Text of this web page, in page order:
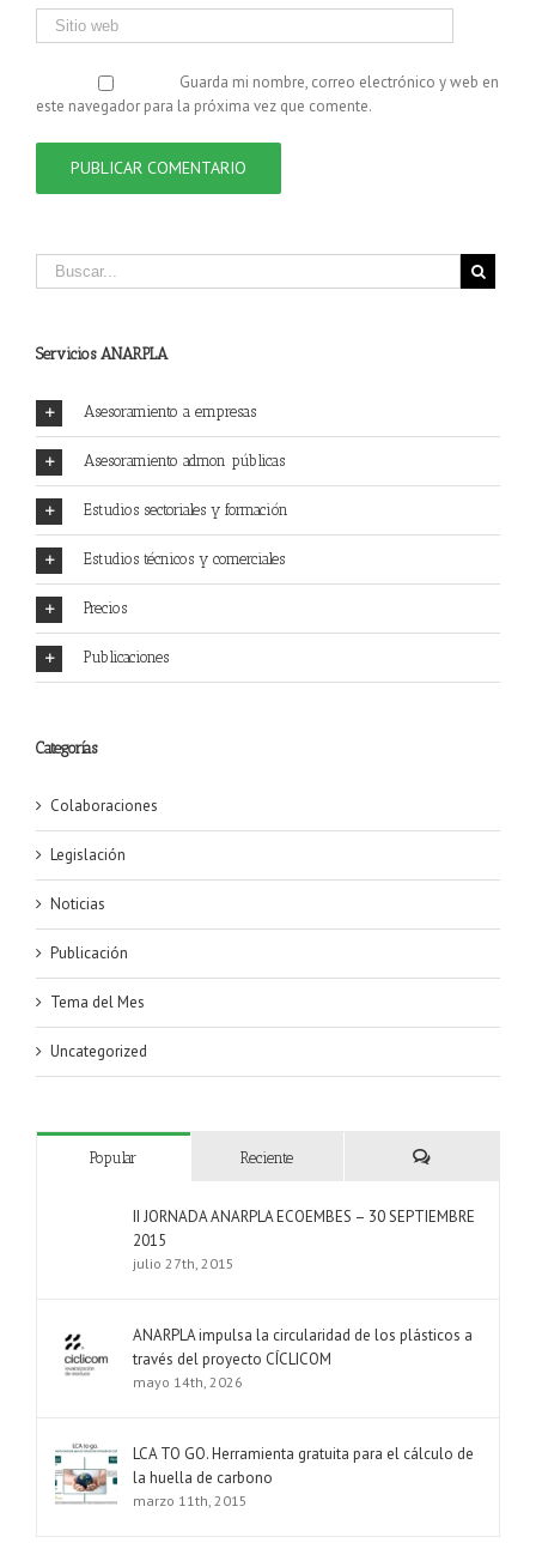
Guarda mi nombre, correo electrónico y web en
este navegador para la próxima vez que comente.
Servicios ANARPLA
Asesoramiento a empresas
Asesoramiento admon públicas
Estudios sectoriales y formación
Estudios técnicos y comerciales
Precios
Publicaciones
Categorías
Colaboraciones
Legislación
Noticias
Publicación
Tema del Mes
Uncategorized
Popular Reciente
II JORNADA ANARPLA ECOEMBES – 30 SEPTIEMBRE
2015
julio 27th, 2015
ANARPLA impulsa la circularidad de los plásticos a
través del proyecto CÍCLICOM
mayo 14th, 2026
LCA TO GO. Herramienta gratuita para el cálculo de
la huella de carbono
marzo 11th, 2015